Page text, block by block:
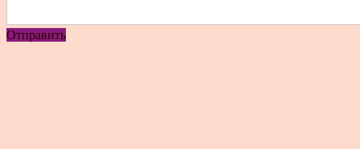
Отправить